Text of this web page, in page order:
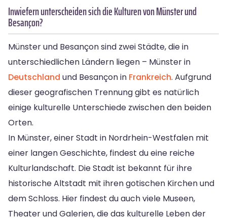
Inwiefern unterscheiden sich die Kulturen von Münster und
Besançon?
Münster und Besançon sind zwei Städte, die in
unterschiedlichen Ländern liegen – Münster in
Deutschland und Besançon in Frankreich. Aufgrund
dieser geografischen Trennung gibt es natürlich
einige kulturelle Unterschiede zwischen den beiden
Orten.
In Münster, einer Stadt in Nordrhein-Westfalen mit
einer langen Geschichte, findest du eine reiche
Kulturlandschaft. Die Stadt ist bekannt für ihre
historische Altstadt mit ihren gotischen Kirchen und
dem Schloss. Hier findest du auch viele Museen,
Theater und Galerien, die das kulturelle Leben der